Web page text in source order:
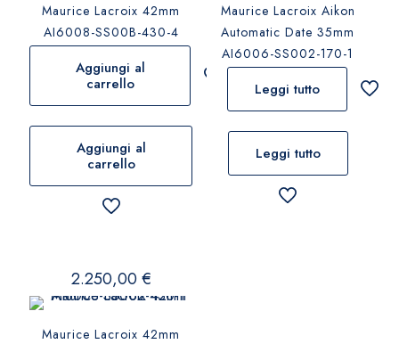
Maurice Lacroix 42mm
AI6008-SS00B-430-4
Aggiungi al
carrello
Aggiungi al
carrello
Maurice Lacroix Aikon
Automatic Date 35mm
AI6006-SS002-170-1
Leggi tutto
Leggi tutto
2.250,00€
Maurice Lacroix 42mm